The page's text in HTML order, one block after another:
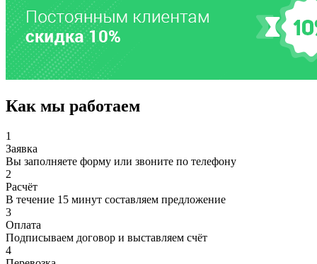
Как мы работаем
1
Заявка
Вы заполняете форму или звоните по телефону
2
Расчёт
В течение 15 минут составляем предложение
3
Оплата
Подписываем договор и выставляем счёт
4